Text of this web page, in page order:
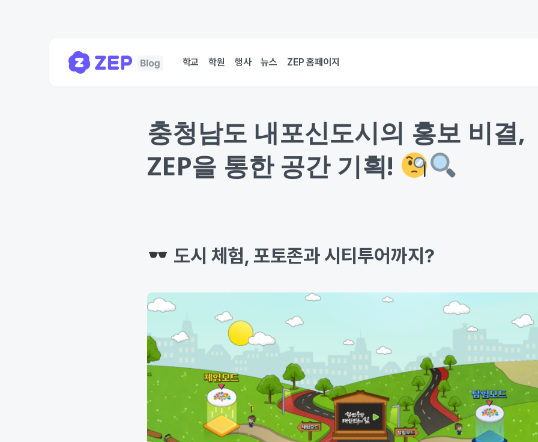
학교 학원 행사 뉴스 ZEP 홈페이지
충청남도 내포신도시의 홍보 비결,
ZEP을 통한 공간 기획!
도시 체험, 포토존과 시티투어까지?